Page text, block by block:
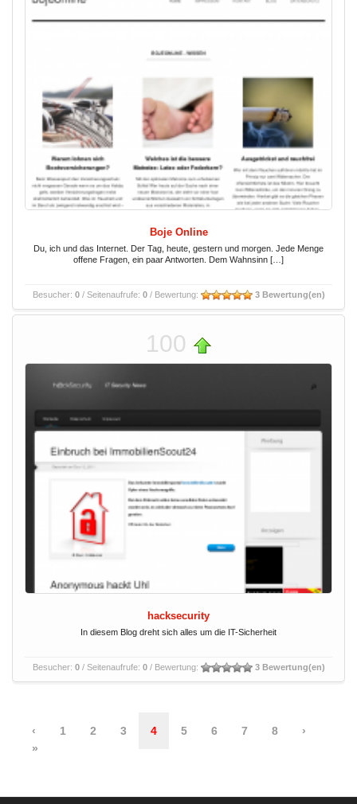
Boje Online
Du, ich und das Internet. Der Tag, heute, gestern und morgen. Jede Menge
offene Fragen, ein paar Antworten. Dem Wahnsinn […]
Besucher: 0/ Seitenaufrufe: 0/ Bewertung: 3 Bewertung(en)
100
hacksecurity
In diesem Blog dreht sich alles um die IT-Sicherheit
Besucher: 0/ Seitenaufrufe: 0/ Bewertung: 3 Bewertung(en)
‹ 1 2 3 4 5 6 7 8
›
»